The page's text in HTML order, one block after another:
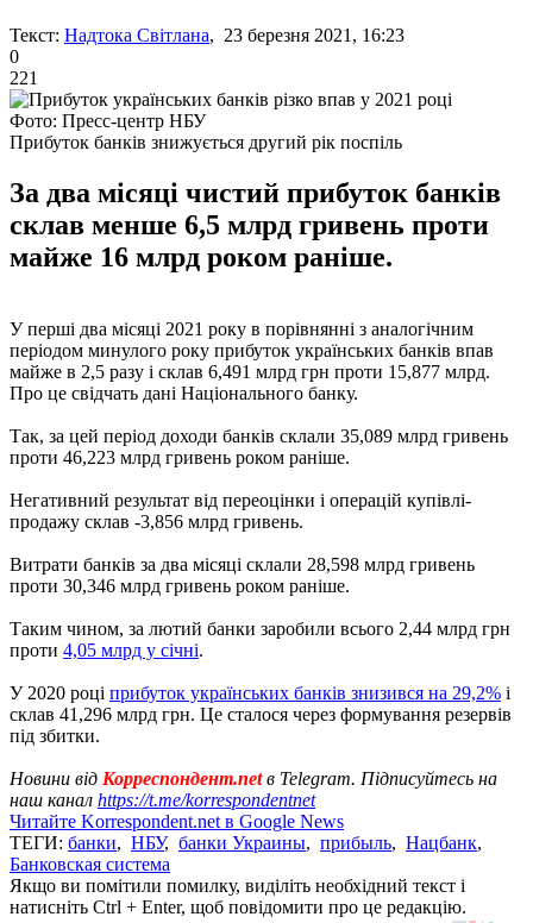
Текст: Надтока Світлана, 23 березня 2021, 16:23
0
221
Фото: Пресс-центр НБУ
Прибуток банків знижується другий рік поспіль
За два місяці чистий прибуток банків
склав менше 6,5 млрд гривень проти
майже 16 млрд роком раніше.
У перші два місяці 2021 року в порівнянні з аналогічним
періодом минулого року прибуток українських банків впав
майже в 2,5 разу і склав 6,491 млрд грн проти 15,877 млрд.
Про це свідчать дані Національного банку.
Так, за цей період доходи банків склали 35,089 млрд гривень
проти 46,223 млрд гривень роком раніше.
Негативний результат від переоцінки і операцій купівлі-
продажу склав -3,856 млрд гривень.
Витрати банків за два місяці склали 28,598 млрд гривень
проти 30,346 млрд гривень роком раніше.
Таким чином, за лютий банки заробили всього 2,44 млрд грн
проти 4,05 млрд у січні.
У 2020 році прибуток українських банків знизився на 29,2% і
склав 41,296 млрд грн. Це сталося через формування резервів
під збитки.
Новини від Корреспондент.netв Telegram. Підписуйтесь на
наш канал https://t.me/korrespondentnet
Читайте Korrespondent.net в Google News
ТЕГИ: банки, НБУ, банки Украины, прибыль, Нацбанк,
Банковская система
Якщо ви помітили помилку, виділіть необхідний текст і
натисніть Ctrl + Enter, щоб повідомити про це редакцію.